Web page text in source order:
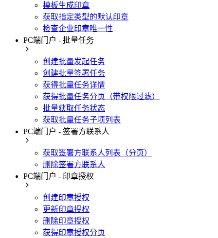
模板生成印章
获取指定类型的默认印章
检查企业印章唯一性
PC端门户 - 批量任务
创建批量发起任务
创建批量签署任务
获得批量任务详情
获得批量任务分页（带权限过滤）
批量获取任务状态
获取批量任务子项列表
PC端门户 - 签署方联系人
获取签署方联系人列表（分页）
删除签署方联系人
PC端门户 - 印章授权
创建印章授权
更新印章授权
删除印章授权
获得印章授权分页